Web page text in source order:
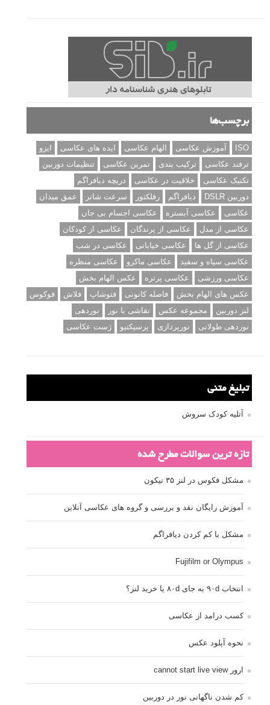
برچسب‌ها
ISO آموزش عکاسی الهام عکاسی ایده های عکاسی
ایزو
ترفند عکاسی
ترکیب بندی تمرین عکاسی
تنظیمات دوربین
تکنیک عکاسی
خلاقیت در عکاسی
دریچه دیافراگم
دوربین DSLR
دیافراگم رفلکتور سرعت شاتر
عمق میدان
عکاسی
عکاسی آبستره
عکاسی اجسام بی جان
عکاسی از مدل
عکاسی از پرندگان
عکاسی از کودکان
عکاسی از گل ها
عکاسی خیابانی
عکاسی در شب
عکاسی سیاه و سفید
عکاسی ماکرو
عکاسی منظره
عکاسی ورزشی
عکاسی پرتره
عکس الهام بخش
عکس های الهام بخش
فاصله کانونی فتوشاپ فلاش
فوکوس
لنز دوربین
مجموعه عکس نقاشی با نور
نوردهی
نوردهی طولانی
نورپردازی پرسپکتیو ژست عکاسی
تبلیغ متنی
آتلیه کودک سروش
تازه ترین سوالات مطرح شده
مشکل فکوس در لنز ۳۵ نیکون
آموزش رایگان نقد و بررسی و گروه های عکاسی آنلاین
مشکل با کم کردن دیافراگم
Fujifilm or Olympus
انتخاب ۹۰d به جای ۸۰d یا خرید لنز؟
کسب درامد از عکاسی
نحوه آپلود عکس
ارور cannot start live view
کم شدن ناگهانی نور در دوربین